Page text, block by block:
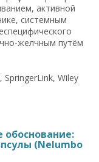
активной
системным
желчным путём
SpringerLink, Wiley
(Nelumbo